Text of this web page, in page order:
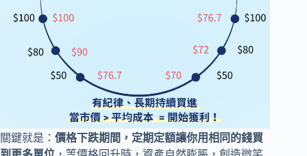
關鍵就是： 價格下跌期間，定期定額讓你用相同的錢買